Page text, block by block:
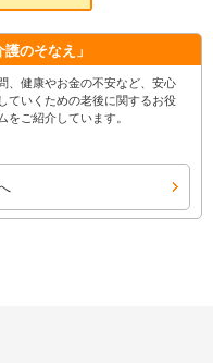
護のそなえ」
、健康やお金の不安など、安心
ていくための老後に関するお役
をご紹介しています。